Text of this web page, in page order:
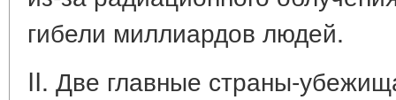
гибели миллиардов людей.
II. Две главные страны-